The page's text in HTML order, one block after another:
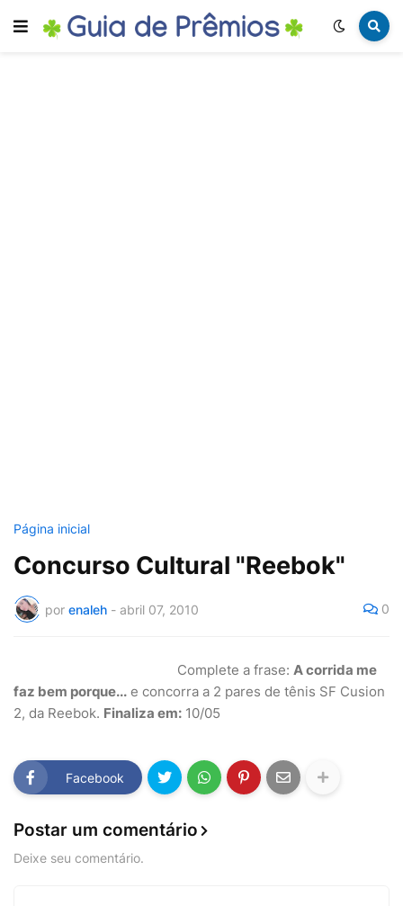
Página inicial
Concurso Cultural "Reebok"
por enaleh - abril 07, 2010 0
Complete a frase: A corrida me
faz bem porque... e concorra a 2 pares de tênis SF Cusion
2, da Reebok. Finaliza em: 10/05
Facebook
Postar um comentário
Deixe seu comentário.